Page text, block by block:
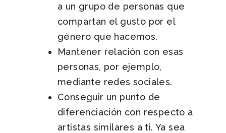
a un grupo de personas que
compartan el gusto por el
género que hacemos.
Mantener relación con esas
personas, por ejemplo,
mediante redes sociales.
Conseguir un punto de
diferenciación con respecto a
artistas similares a ti. Ya sea